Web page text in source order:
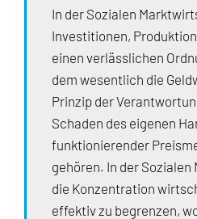
In der Sozialen
Investitionen,
einen verlässlichen
dem wesentlich die
Prinzip der
Schaden des eigenen
funktionierender
gehören. In der
die Konzentration
effektiv zu begrenzen,